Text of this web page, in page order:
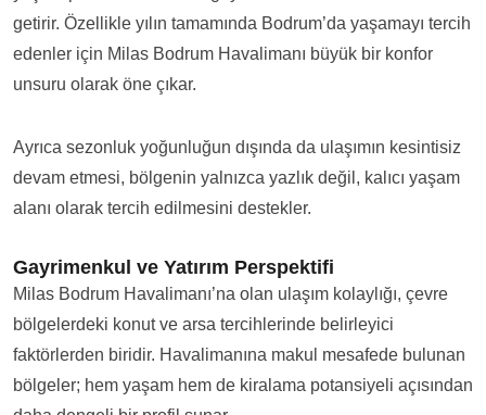
getirir. Özellikle yılın tamamında Bodrum’da yaşamayı tercih
edenler için Milas Bodrum Havalimanı büyük bir konfor
unsuru olarak öne çıkar.
Ayrıca sezonluk yoğunluğun dışında da ulaşımın kesintisiz
devam etmesi, bölgenin yalnızca yazlık değil, kalıcı yaşam
alanı olarak tercih edilmesini destekler.
Gayrimenkul ve Yatırım Perspektifi
Milas Bodrum Havalimanı’na olan ulaşım kolaylığı, çevre
bölgelerdeki konut ve arsa tercihlerinde belirleyici
faktörlerden biridir. Havalimanına makul mesafede bulunan
bölgeler; hem yaşam hem de kiralama potansiyeli açısından